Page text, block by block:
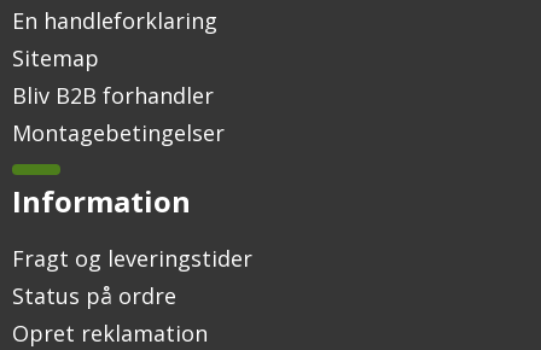
En handleforklaring
Sitemap
Bliv B2B forhandler
Montagebetingelser
Information
Fragt og leveringstider
Status på ordre
Opret reklamation